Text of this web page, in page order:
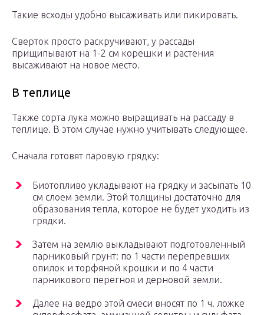
Такие всходы удобно высаживать или пикировать.
Сверток просто раскручивают, у рассады
прищипывают на 1-2 см корешки и растения
высаживают на новое место.
В теплице
Также сорта лука можно выращивать на рассаду в
теплице. В этом случае нужно учитывать следующее.
Сначала готовят паровую грядку:
Биотопливо укладывают на грядку и засыпать 10
см слоем земли. Этой толщины достаточно для
образования тепла, которое не будет уходить из
грядки.
Затем на землю выкладывают подготовленный
парниковый грунт: по 1 части перепревших
опилок и торфяной крошки и по 4 части
парникового перегноя и дерновой земли.
Далее на ведро этой смеси вносят по 1 ч. ложке